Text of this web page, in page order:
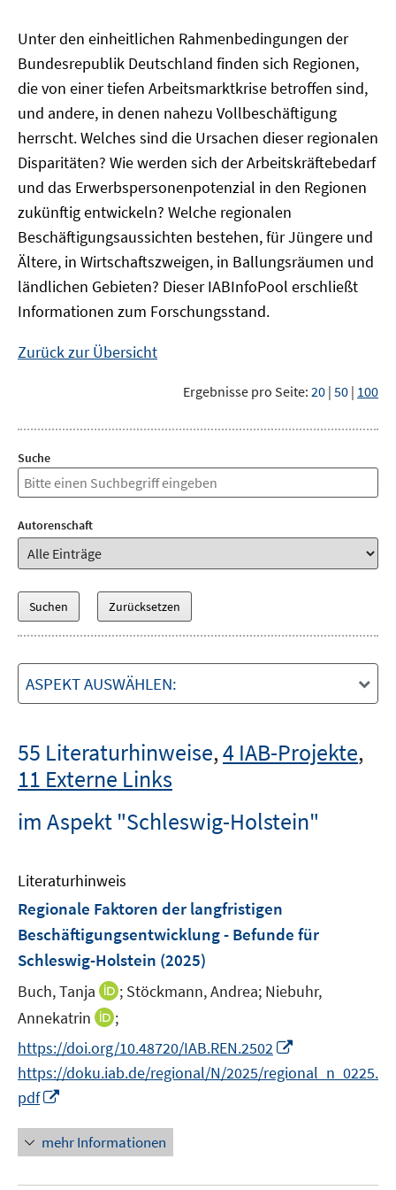
Unter den einheitlichen Rahmenbedingungen der
Bundesrepublik Deutschland finden sich Regionen,
die von einer tiefen Arbeitsmarktkrise betroffen sind,
und andere, in denen nahezu Vollbeschäftigung
herrscht. Welches sind die Ursachen dieser regionalen
Disparitäten? Wie werden sich der Arbeitskräftebedarf
und das Erwerbspersonenpotenzial in den Regionen
zukünftig entwickeln? Welche regionalen
Beschäftigungsaussichten bestehen, für Jüngere und
Ältere, in Wirtschaftszweigen, in Ballungsräumen und
ländlichen Gebieten? DieserIABInfoPool erschließt
Informationen zum Forschungsstand.
Zurück zur Übersicht
Ergebnisse pro Seite: 20 | 50 | 100
Suche
Autorenschaft
ASPEKT AUSWÄHLEN:
55 Literaturhinweise,4 IAB-Projekte,
11 Externe Links
im Aspekt "Schleswig-Holstein"
Literaturhinweis
Regionale Faktoren der langfristigen
Beschäftigungsentwicklung - Befunde für
Schleswig-Holstein (2025)
Buch, Tanja
I
e
u
F
e
n
; Stöckmann, Andrea; Niebuhr,
Annekatrin
I
n
n
e
e
m
;
https://doi.org/10.48720/IAB.REN.2502
n
https://doku.iab.de/regional/N/2025/regional_n_0225.
pdf
n
e
u
mehr Informationen